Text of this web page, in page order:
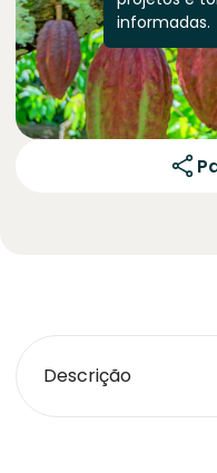
informadas.
Descrição